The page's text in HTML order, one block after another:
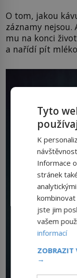
O tom, jakou
záznamy
mu na konci
a nařídí pít
Tyto
K
Informace
stránek
jste jim
vašem
informací
ZOBRAZIT
→